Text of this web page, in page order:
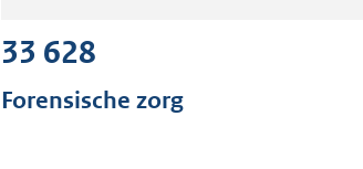
33 628
Forensische zorg